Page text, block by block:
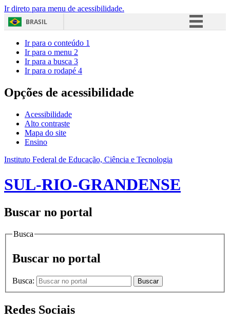
Ir direto para menu de acessibilidade.
BRASIL
Acesso à informação
Ir para o conteúdo 1
Ir para o menu 2
Ir para a busca 3
Ir para o rodapé 4
Opções de acessibilidade
Acessibilidade
Alto contraste
Mapa do site
Ensino
Instituto Federal de Educação, Ciência e Tecnologia
SUL-RIO-GRANDENSE
Buscar no portal
Busca
Buscar no portal
Busca: Buscar
Redes Sociais